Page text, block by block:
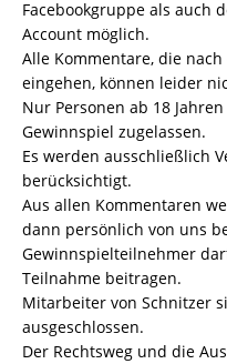
Facebookgruppe als auch
Account möglich.
Alle Kommentare, die
eingehen, können leider
Nur Personen ab 18
Gewinnspiel zugelassen.
Es werden ausschließlich
berücksichtigt.
Aus allen Kommentaren
dann persönlich von uns
Gewinnspielteilnehmer
Teilnahme beitragen.
Mitarbeiter von Schnitzer
ausgeschlossen.
Der Rechtsweg und die